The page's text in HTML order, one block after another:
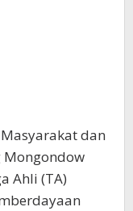
Masyarakat dan
Mongondow
Ahli (TA)